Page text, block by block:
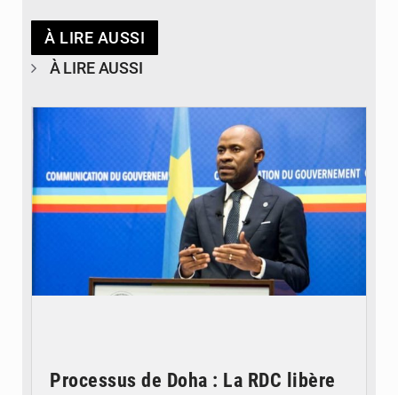
À LIRE AUSSI
À LIRE AUSSI
Processus de Doha : La RDC libère